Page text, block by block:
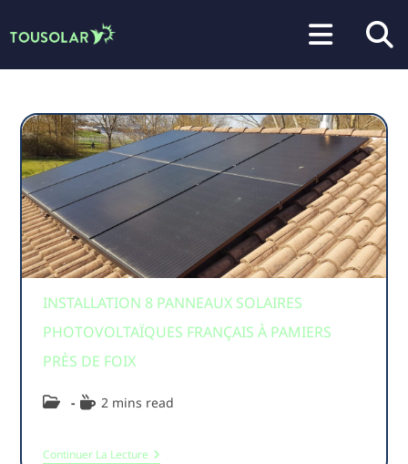
Aller au
contenu
INSTALLATION 8 PANNEAUX SOLAIRES
PHOTOVOLTAÏQUES FRANÇAIS À PAMIERS
PRÈS DE FOIX
2 mins read
Continuer La Lecture